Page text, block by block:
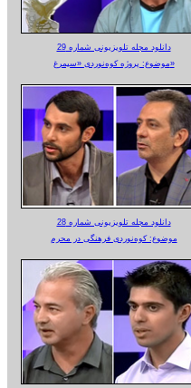
دانلود مجله تلویزیونی شماره 29
موضوع: پروژه کوه‌نوردی «سیمرغ»
دانلود مجله تلویزیونی شماره 28
موضوع: کوه‌نوردی فرهنگی در محرم